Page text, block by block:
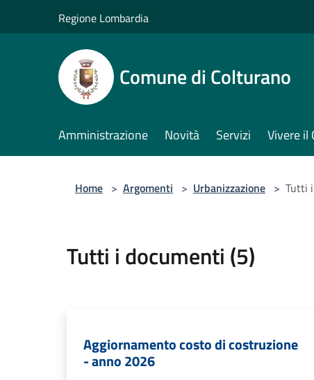
Regione Lombardia
Comune di Colturano
Amministrazione Novità Servizi Vivere il
Home > Argomenti > Urbanizzazione > Tutti
Tutti i documenti (5)
Aggiornamento costo di costruzione
- anno 2026